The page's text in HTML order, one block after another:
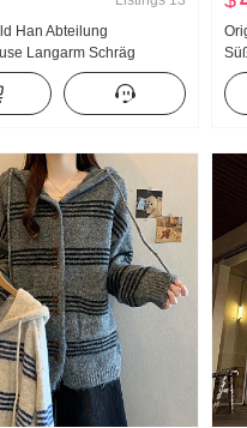
Han Abteilung
Langarm Schräg
Damen Herbst
Tailliert
Pullover